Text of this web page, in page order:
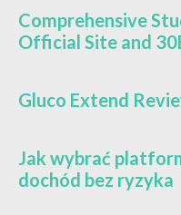
Comprehensive
Official Site and
Gluco Extend
Jak wybrać
dochód bez ryzyka